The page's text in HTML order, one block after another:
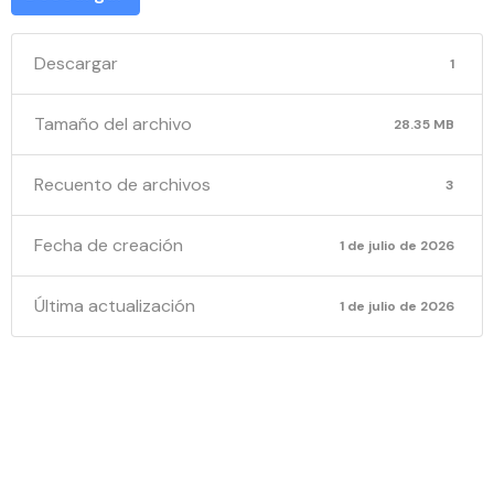
Descargar 1
Tamaño del archivo 28.35 MB
Recuento de archivos 3
Fecha de creación 1 de julio de 2026
Última actualización 1 de julio de 2026